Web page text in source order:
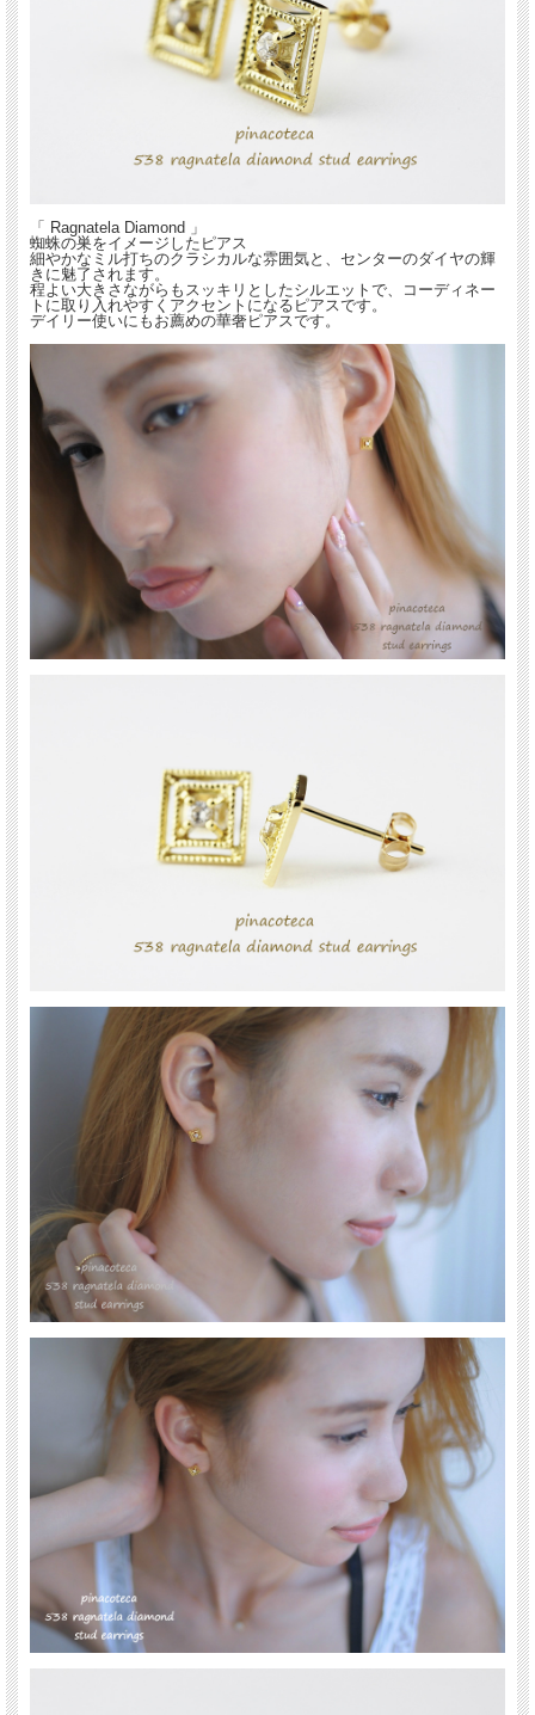
「 Ragnatela Diamond 」
蜘蛛の巣をイメージしたピアス
細やかなミル打ちのクラシカルな雰囲気と、センターのダイヤの輝
きに魅了されます。
程よい大きさながらもスッキリとしたシルエットで、コーディネー
トに取り入れやすくアクセントになるピアスです。
デイリー使いにもお薦めの華奢ピアスです。